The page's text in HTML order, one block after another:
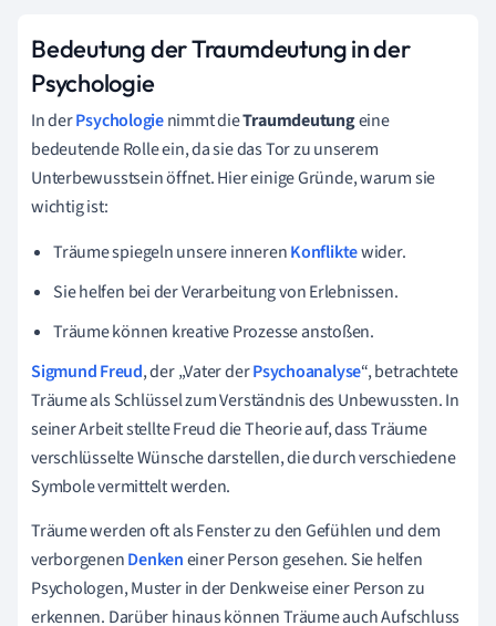
Bedeutung der Traumdeutung in der
Psychologie
In derPsychologienimmt dieTraumdeutungeine
bedeutende Rolle ein, da sie das Tor zu unserem
Unterbewusstsein öffnet. Hier einige Gründe, warum sie
wichtig ist:
Träume spiegeln unsere innerenKonfliktewider.
Sie helfen bei der Verarbeitung von Erlebnissen.
Träume können kreative Prozesse anstoßen.
Sigmund Freud, der „Vater derPsychoanalyse“, betrachtete
Träume als Schlüssel zum Verständnis des Unbewussten. In
seiner Arbeit stellte Freud die Theorie auf, dass Träume
verschlüsselte Wünsche darstellen, die durch verschiedene
Symbole vermittelt werden.
Träume werden oft als Fenster zu den Gefühlen und dem
verborgenenDenkeneiner Person gesehen. Sie helfen
Psychologen, Muster in der Denkweise einer Person zu
erkennen. Darüber hinaus können Träume auch Aufschluss